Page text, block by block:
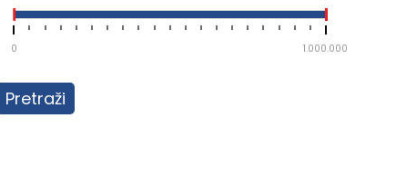
0 1.000.000
Pretraži